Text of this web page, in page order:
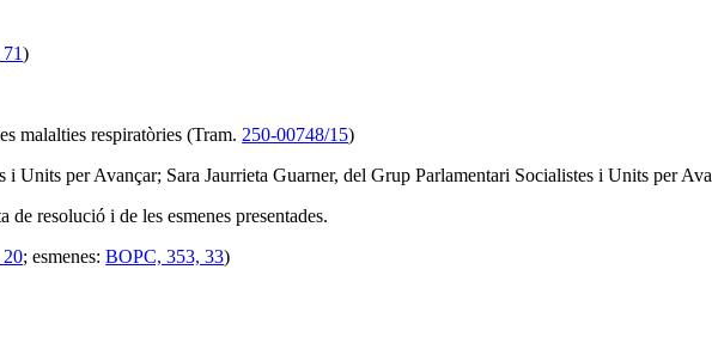
71)
malalties respiratòries (Tram. 250-00748/15)
i Units per Avançar; Sara Jaurrieta Guarner, del Grup Parlamentari Socialistes i Units per
de resolució i de les esmenes presentades.
; esmenes:BOPC, 353, 33)